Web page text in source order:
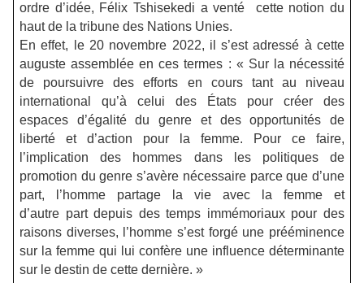
ordre d’idée, Félix Tshisekedi a venté cette notion du
haut de la tribune des Nations Unies.
En effet, le 20 novembre 2022, il s’est adressé à cette
auguste assemblée en ces termes : « Sur la nécessité
de poursuivre des efforts en cours tant au niveau
international qu’à celui des États pour créer des
espaces d’égalité du genre et des opportunités de
liberté et d’action pour la femme. Pour ce faire,
l’implication des hommes dans les politiques de
promotion du genre s’avère nécessaire parce que d’une
part, l’homme partage la vie avec la femme et
d’autre part depuis des temps immémoriaux pour des
raisons diverses, l’homme s’est forgé une prééminence
sur la femme qui lui confère une influence déterminante
sur le destin de cette dernière. »